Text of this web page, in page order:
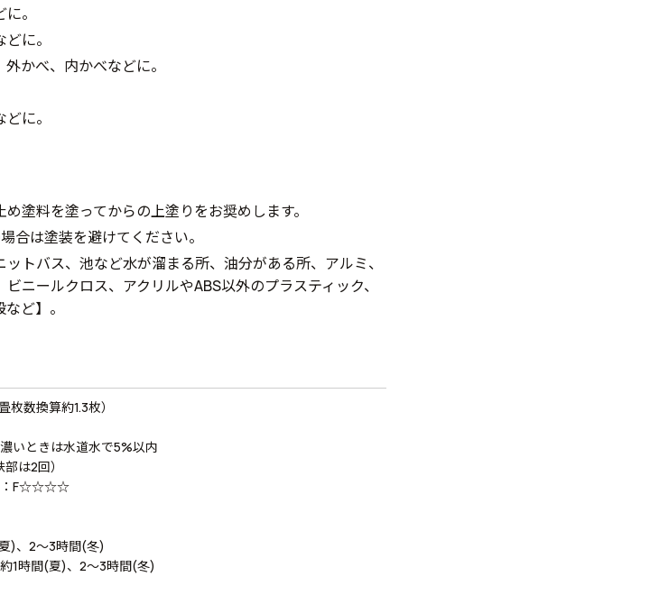
。
に。
かべ、内かべなどに。
に。
塗料を塗ってからの上塗りをお奨めします。
合は塗装を避けてください。
トバス、池など水が溜まる所、油分がある所、アルミ、
ニールクロス、アクリルやABS以外のプラスティック、
ど】。
数換算約1.3枚）
いときは水道水で5%以内
は2回）
：F☆☆☆☆
)、2～3時間(冬)
1時間(夏)、2～3時間(冬)